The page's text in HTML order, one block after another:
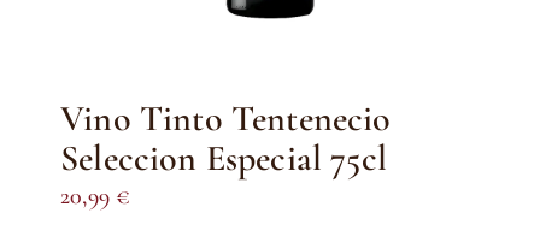
Vino Tinto Tentenecio
Seleccion Especial 75cl
20,99 €